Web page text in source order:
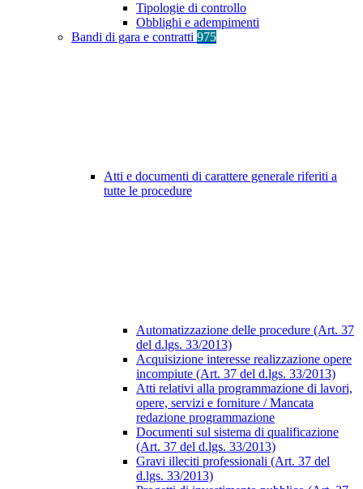
Tipologie di controllo
Obblighi e adempimenti
Bandi di gara e contratti 975
Atti e documenti di carattere generale riferiti a
tutte le procedure
Automatizzazione delle procedure (Art. 37
del d.lgs. 33/2013)
Acquisizione interesse realizzazione opere
incompiute (Art. 37 del d.lgs. 33/2013)
Atti relativi alla programmazione di lavori,
opere, servizi e forniture / Mancata
redazione programmazione
Documenti sul sistema di qualificazione
(Art. 37 del d.lgs. 33/2013)
Gravi illeciti professionali (Art. 37 del
d.lgs. 33/2013)